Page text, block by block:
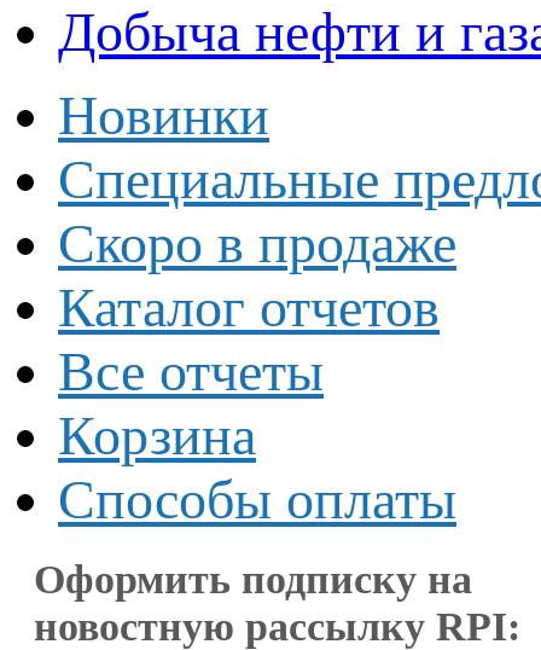
Добыча нефти и
Новинки
Специальные
Скоро в продаже
Каталог отчетов
Все отчеты
Корзина
Способы оплаты
Оформить подписку на
новостную рассылку RPI: